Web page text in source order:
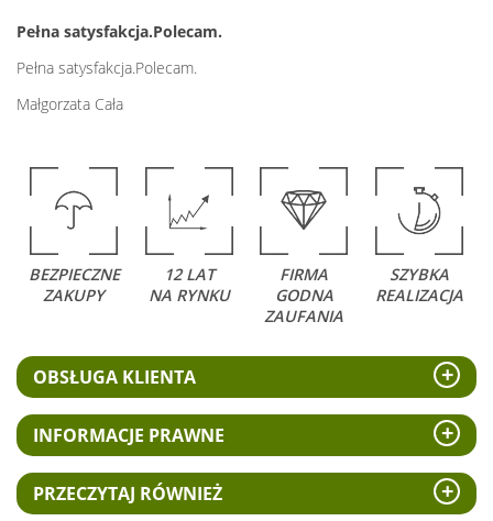
Pełna satysfakcja.Polecam.
Pełna satysfakcja.Polecam.
Małgorzata Cała
BEZPIECZNE
ZAKUPY
12 LAT
NA RYNKU
FIRMA
GODNA
ZAUFANIA
SZYBKA
REALIZACJA
OBSŁUGA KLIENTA
INFORMACJE PRAWNE
PRZECZYTAJ RÓWNIEŻ